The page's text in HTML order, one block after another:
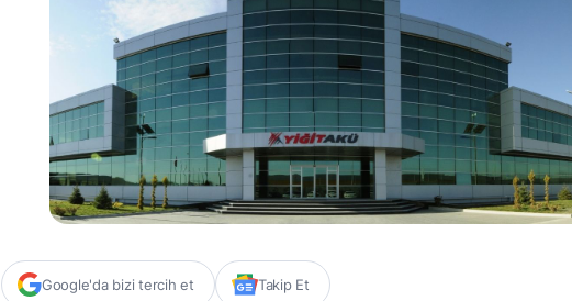
Google'da bizi tercih et Takip Et